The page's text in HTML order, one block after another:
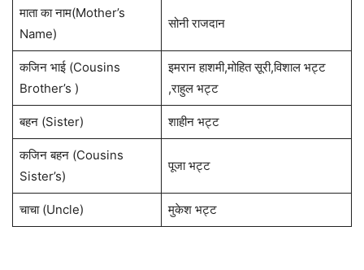
माता का नाम(Mother’s
Name)
सोनी राजदान
कजिन भाई (Cousins
Brother’s )
इमरान हाशमी,मोहित सूरी,विशाल भट्ट
,राहुल भट्ट
बहन (Sister) शाहीन भट्ट
कजिन बहन (Cousins
Sister’s)
पूजा भट्ट
चाचा (Uncle) मुकेश भट्ट